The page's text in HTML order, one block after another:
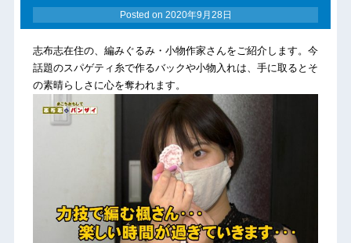
Posted on 2020年9月28日
志布志在住の、編みぐるみ・小物作家さんをご紹介します。今
話題のスパゲティ糸で作るバックや小物入れは、手に取るとそ
の素晴らしさに心を奪われます。